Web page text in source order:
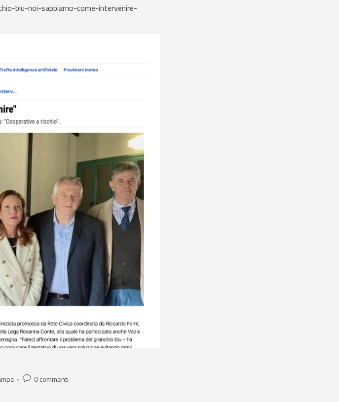
blu-noi-sappiamo-come-intervenire-
0 commenti